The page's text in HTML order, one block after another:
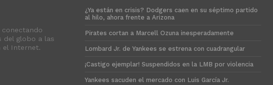
conectando
del globo a las
el Internet.
¿Ya están en crisis? Dodgers caen en su séptimo partido
al hilo, ahora frente a Arizona
Pirates cortan a Marcell Ozuna inesperadamente
Lombard Jr. de Yankees se estrena con cuadrangular
¡Castigo ejemplar! Suspendidos en la LMB por violencia
Yankees sacuden el mercado con Luis García Jr.